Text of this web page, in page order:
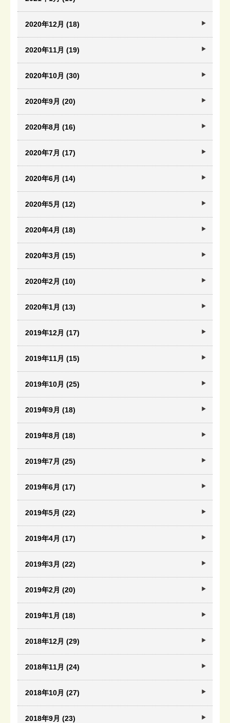
2020年12月 (18)
2020年11月 (19)
2020年10月 (30)
2020年9月 (20)
2020年8月 (16)
2020年7月 (17)
2020年6月 (14)
2020年5月 (12)
2020年4月 (18)
2020年3月 (15)
2020年2月 (10)
2020年1月 (13)
2019年12月 (17)
2019年11月 (15)
2019年10月 (25)
2019年9月 (18)
2019年8月 (18)
2019年7月 (25)
2019年6月 (17)
2019年5月 (22)
2019年4月 (17)
2019年3月 (22)
2019年2月 (20)
2019年1月 (18)
2018年12月 (29)
2018年11月 (24)
2018年10月 (27)
2018年9月 (23)